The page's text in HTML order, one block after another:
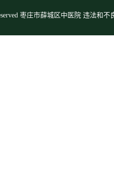
枣庄市薛城区中医院 违法和